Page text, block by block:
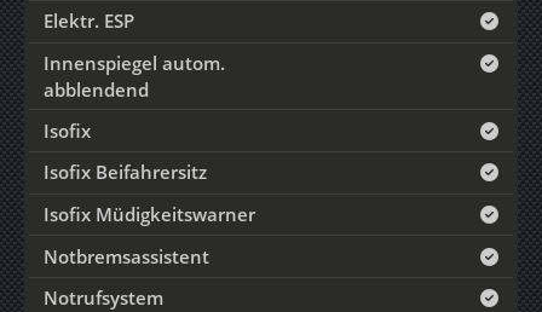
Elektr. ESP
Innenspiegel autom.
abblendend
Isofix
Isofix Beifahrersitz
Isofix Müdigkeitswarner
Notbremsassistent
Notrufsystem